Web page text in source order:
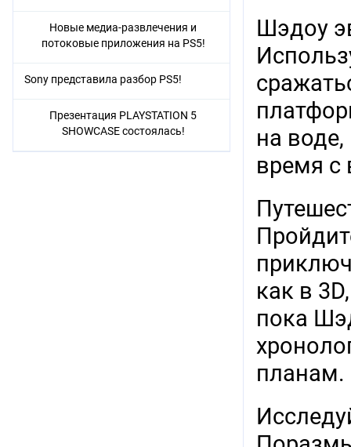
Шэдоу
на воде,
время с
как в
пока
планам.
Новые медиа-развлечения и
потоковые приложения на PS5!
Sony представила разбор PS5!
Презентация PLAYSTATION 5
SHOWCASE состоялась!